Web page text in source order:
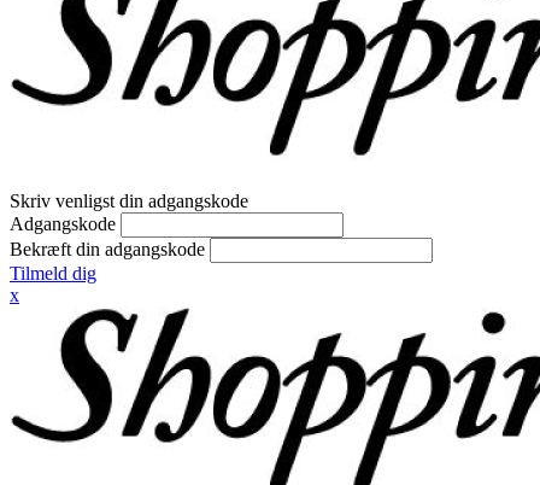
Skriv venligst din adgangskode
Adgangskode
Bekræft din adgangskode
Tilmeld dig
x